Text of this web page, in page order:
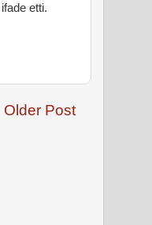
etti.
Older Post